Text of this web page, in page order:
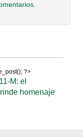
?>
M: el
homenaje